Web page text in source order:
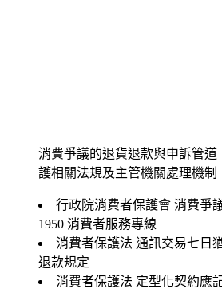
消費爭議的退貨退款與申訴管道
護相關法規及主管機關處理機制
行政院消費者保護會 消費爭
1950 消費者服務專線
消費者保護法 通訊交易七日
退款規定
消費者保護法 定型化契約應